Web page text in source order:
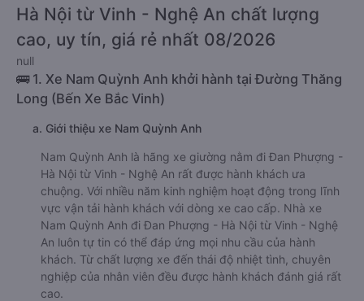
Hà Nội từ Vinh - Nghệ An chất lượng
cao, uy tín, giá rẻ nhất 08/2026
null
🚌 1. Xe Nam Quỳnh Anh khởi hành tại Đường Thăng
Long (Bến Xe Bắc Vinh)
a. Giới thiệu xe Nam Quỳnh Anh
Nam Quỳnh Anh là hãng xe giường nằm đi Đan Phượng -
Hà Nội từ Vinh - Nghệ An rất được hành khách ưa
chuộng. Với nhiều năm kinh nghiệm hoạt động trong lĩnh
vực vận tải hành khách với dòng xe cao cấp. Nhà xe
Nam Quỳnh Anh đi Đan Phượng - Hà Nội từ Vinh - Nghệ
An luôn tự tin có thể đáp ứng mọi nhu cầu của hành
khách. Từ chất lượng xe đến thái độ nhiệt tình, chuyên
nghiệp của nhân viên đều được hành khách đánh giá rất
cao.